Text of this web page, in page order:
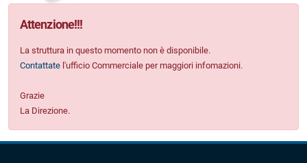
Attenzione!!!
La struttura in questo momento non è disponibile.
Contattate l'ufficio Commerciale per maggiori infomazioni.
Grazie
La Direzione.